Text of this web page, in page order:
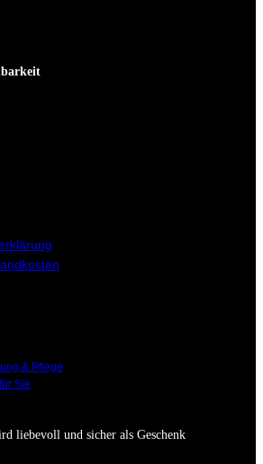
& Pflege
Sie
liebevoll und sicher als Geschenk